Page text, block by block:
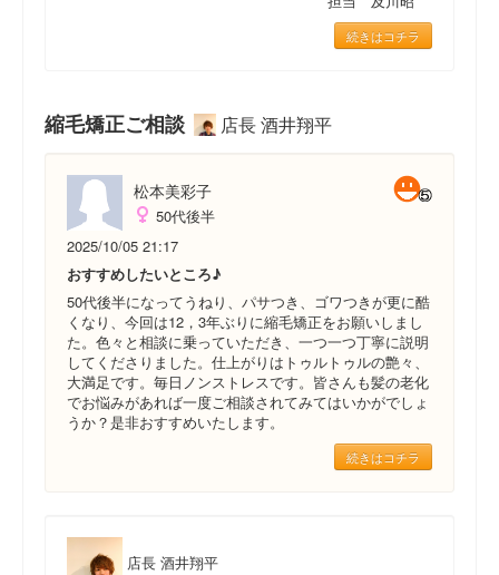
続きはコチラ
縮毛矯正ご相談 店長 酒井翔平
松本美彩子
50代後半
2025/10/05 21:17
おすすめしたいところ♪
50代後半になってうねり、パサつき、ゴワつきが更に酷
くなり、今回は12，3年ぶりに縮毛矯正をお願いしまし
た。色々と相談に乗っていただき、一つ一つ丁寧に説明
してくださりました。仕上がりはトゥルトゥルの艶々、
大満足です。毎日ノンストレスです。皆さんも髪の老化
でお悩みがあれば一度ご相談されてみてはいかがでしょ
うか？是非おすすめいたします。
続きはコチラ
店長 酒井翔平